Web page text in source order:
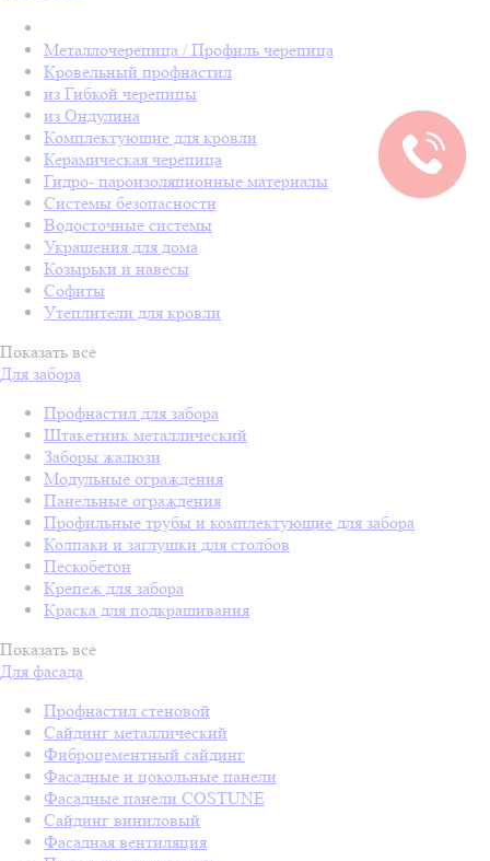
Металлочерепица / Профиль черепица
Кровельный профнастил
из Гибкой черепицы
из Ондулина
Комплектующие для кровли
Керамическая черепица
Гидро- пароизоляционные материалы
Системы безопасности
Водосточные системы
Украшения для дома
Козырьки и навесы
Софиты
Утеплители для кровли
Показать все
Для забора
Профнастил для забора
Штакетник металлический
Заборы жалюзи
Модульные ограждения
Панельные ограждения
Профильные трубы и комплектующие для забора
Колпаки и заглушки для столбов
Пескобетон
Крепеж для забора
Краска для подкрашивания
Показать все
Для фасада
Профнастил стеновой
Сайдинг металлический
Фиброцементный сайдинг
Фасадные и цокольные панели
Фасадные панели COSTUNE
Сайдинг виниловый
Фасадная вентиляция